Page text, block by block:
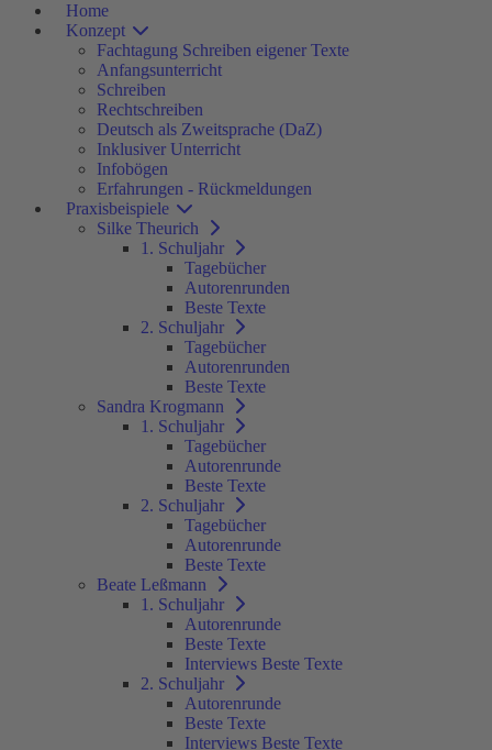
Home
Konzept
Fachtagung Schreiben eigener Texte
Anfangsunterricht
Schreiben
Rechtschreiben
Deutsch als Zweitsprache (DaZ)
Inklusiver Unterricht
Infobögen
Erfahrungen - Rückmeldungen
Praxisbeispiele
Silke Theurich
1. Schuljahr
Tagebücher
Autorenrunden
Beste Texte
2. Schuljahr
Tagebücher
Autorenrunden
Beste Texte
Sandra Krogmann
1. Schuljahr
Tagebücher
Autorenrunde
Beste Texte
2. Schuljahr
Tagebücher
Autorenrunde
Beste Texte
Beate Leßmann
1. Schuljahr
Autorenrunde
Beste Texte
Interviews Beste Texte
2. Schuljahr
Autorenrunde
Beste Texte
Interviews Beste Texte